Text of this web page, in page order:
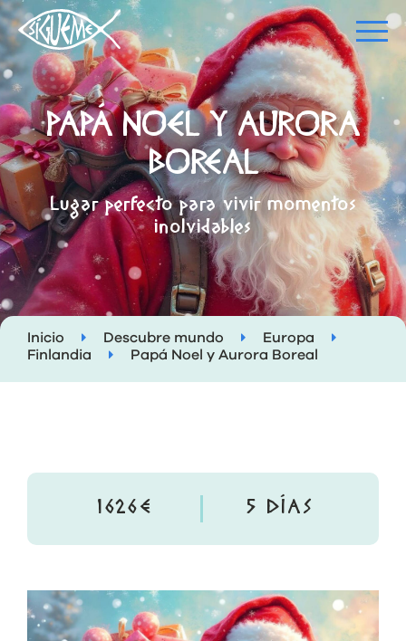
PAPÁ NOEL Y AURORA
BOREAL
Lugar perfecto para vivir momentos
inolvidables
Inicio Descubre mundo
Europa
Finlandia
Papá Noel y Aurora Boreal
1626€ 5 DÍAS